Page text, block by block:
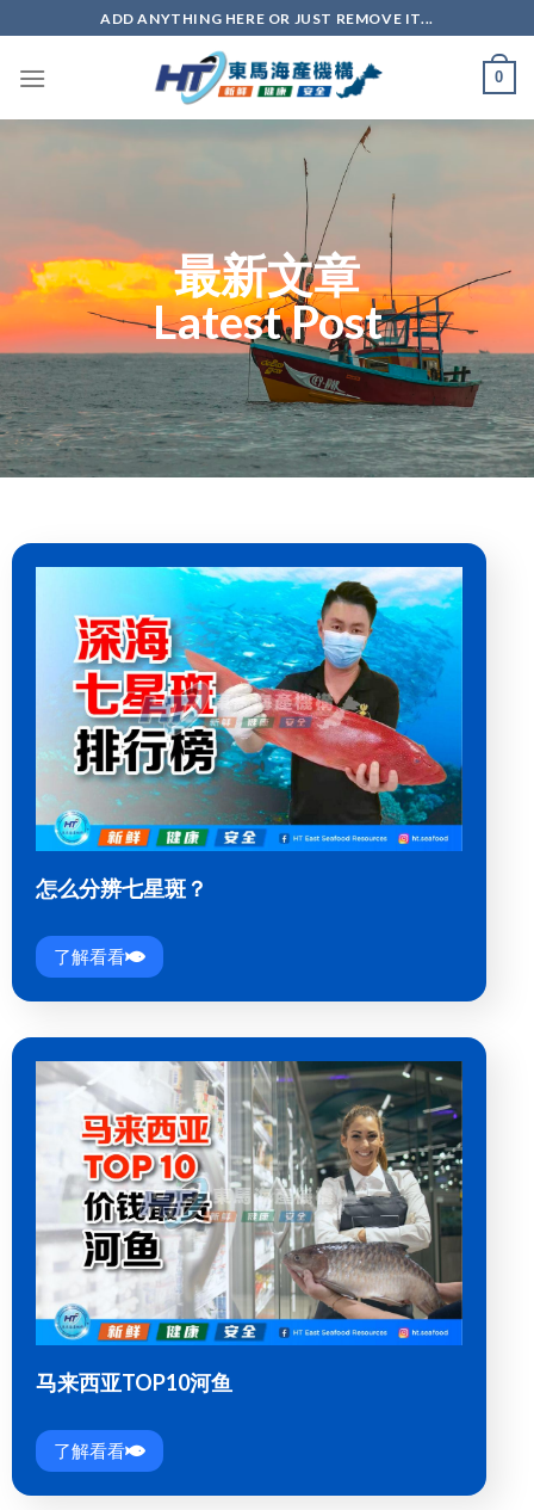
ADD ANYTHING HERE OR JUST REMOVE IT...
0
最新文章
Latest Post
怎么分辨七星斑？
了解看看
马来西亚TOP10河鱼
了解看看